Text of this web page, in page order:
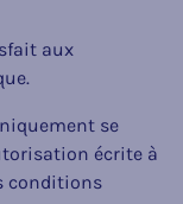
aux
se
écrite à
conditions